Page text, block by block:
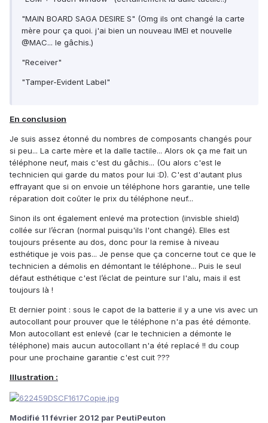
"MAIN BOARD SAGA DESIRE S" (Omg ils ont changé la carte
mère pour ça quoi. j'ai bien un nouveau IMEI et nouvelle
@MAC... le gâchis.)
"Receiver"
"Tamper-Evident Label"
En conclusion
Je suis assez étonné du nombres de composants changés pour
si peu... La carte mère et la dalle tactile... Alors ok ça me fait un
téléphone neuf, mais c'est du gâchis... (Ou alors c'est le
technicien qui garde du matos pour lui :D). C'est d'autant plus
effrayant que si on envoie un téléphone hors garantie, une telle
réparation doit coûter le prix du téléphone neuf...
Sinon ils ont également enlevé ma protection (invisble shield)
collée sur l’écran (normal puisqu'ils l'ont changé). Elles est
toujours présente au dos, donc pour la remise à niveau
esthétique je vois pas... Je pense que ça concerne tout ce que le
technicien a démolis en démontant le téléphone... Puis le seul
défaut esthétique c'est l’éclat de peinture sur l'alu, mais il est
toujours là !
Et dernier point : sous le capot de la batterie il y a une vis avec un
autocollant pour prouver que le téléphone n'a pas été démonte.
Mon autocollant est enlevé (car le technicien a démonte le
téléphone) mais aucun autocollant n'a été replacé !! du coup
pour une prochaine garantie c'est cuit ???
Illustration :
Modifié 11 février 2012 par PeutiPeuton